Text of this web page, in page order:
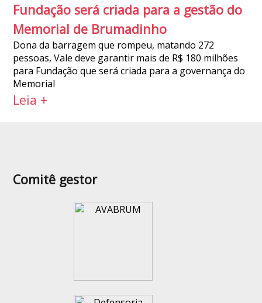
Fundação será criada para a gestão do
Memorial de Brumadinho
Dona da barragem que rompeu, matando 272
pessoas, Vale deve garantir mais de R$ 180 milhões
para Fundação que será criada para a governança do
Memorial
Leia +
Comitê gestor